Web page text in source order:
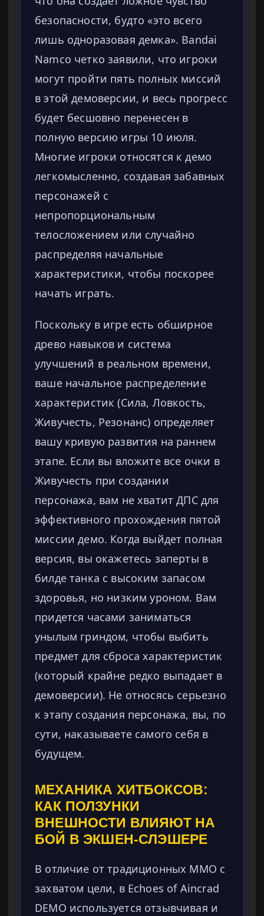
безопасности, будто «это всего
лишь одноразовая демка». Bandai
Namco четко заявили, что игроки
могут пройти пять полных миссий
в этой демоверсии, и весь прогресс
будет бесшовно перенесен в
полную версию игры 10 июля.
Многие игроки относятся к демо
легкомысленно, создавая забавных
персонажей с
непропорциональным
телосложением или случайно
распределяя начальные
характеристики, чтобы поскорее
начать играть.
Поскольку в игре есть обширное
древо навыков и система
улучшений в реальном времени,
ваше начальное распределение
характеристик (Сила, Ловкость,
Живучесть, Резонанс) определяет
вашу кривую развития на раннем
этапе. Если вы вложите все очки в
Живучесть при создании
персонажа, вам не хватит ДПС для
эффективного прохождения пятой
миссии демо. Когда выйдет полная
версия, вы окажетесь заперты в
билде танка с высоким запасом
здоровья, но низким уроном. Вам
придется часами заниматься
унылым гриндом, чтобы выбить
предмет для сброса характеристик
(который крайне редко выпадает в
демоверсии). Не относясь серьезно
к этапу создания персонажа, вы, по
сути, наказываете самого себя в
будущем.
МЕХАНИКА ХИТБОКСОВ:
КАК ПОЛЗУНКИ
ВНЕШНОСТИ ВЛИЯЮТ НА
БОЙ В ЭКШЕН-СЛЭШЕРЕ
В отличие от традиционных MMO с
захватом цели, в Echoes of Aincrad
DEMO используется отзывчивая и